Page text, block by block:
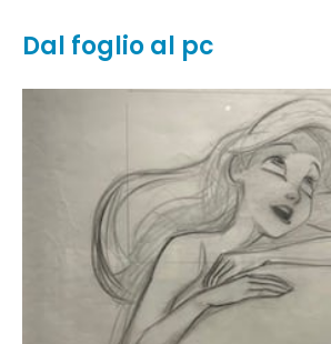
Dal foglio al pc